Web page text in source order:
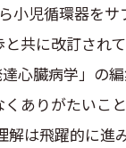
児循環器を
共に改訂さ
臓病学」の
ありがたいこと
は飛躍的に進